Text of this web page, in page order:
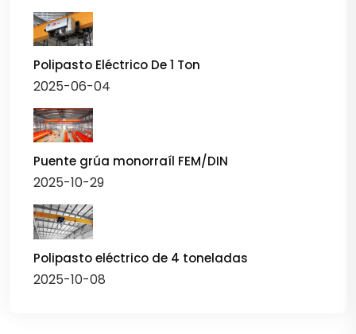
Polipasto Eléctrico De 1 Ton
2025-06-04
Puente grúa monorraíl FEM/DIN
2025-10-29
Polipasto eléctrico de 4 toneladas
2025-10-08